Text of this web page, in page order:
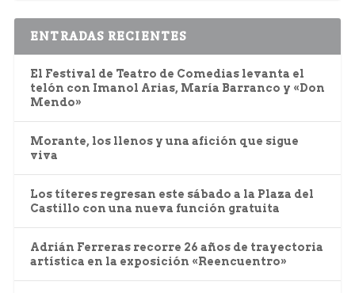
ENTRADAS RECIENTES
El Festival de Teatro de Comedias levanta el
telón con Imanol Arias, María Barranco y «Don
Mendo»
Morante, los llenos y una afición que sigue
viva
Los títeres regresan este sábado a la Plaza del
Castillo con una nueva función gratuita
Adrián Ferreras recorre 26 años de trayectoria
artística en la exposición «Reencuentro»